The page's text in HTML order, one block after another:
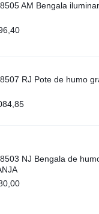
AM Bengala
RJ Pote de humo
NJ Bengala de